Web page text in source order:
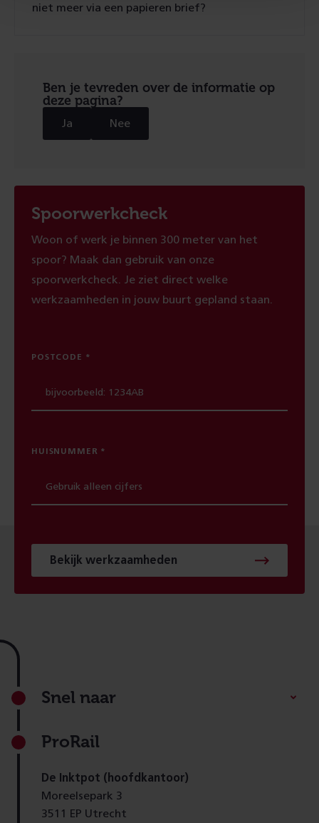
niet meer via een papieren brief?
Ben je tevreden over de informatie op
deze pagina?
Ja Nee
Spoorwerkcheck
Woon of werk je binnen 300 meter van het
spoor? Maak dan gebruik van onze
spoorwerkcheck. Je ziet direct welke
werkzaamheden in jouw buurt gepland staan.
POSTCODE
HUISNUMMER
Bekijk werkzaamheden
Footer
Snel naar
ProRail
De Inktpot (hoofdkantoor)
Moreelsepark 3
3511 EP Utrecht